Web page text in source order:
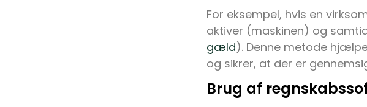
For eksempel, hvis en
aktiver (maskinen) og
gæld). Denne metode
og sikrer, at der er
Brug af